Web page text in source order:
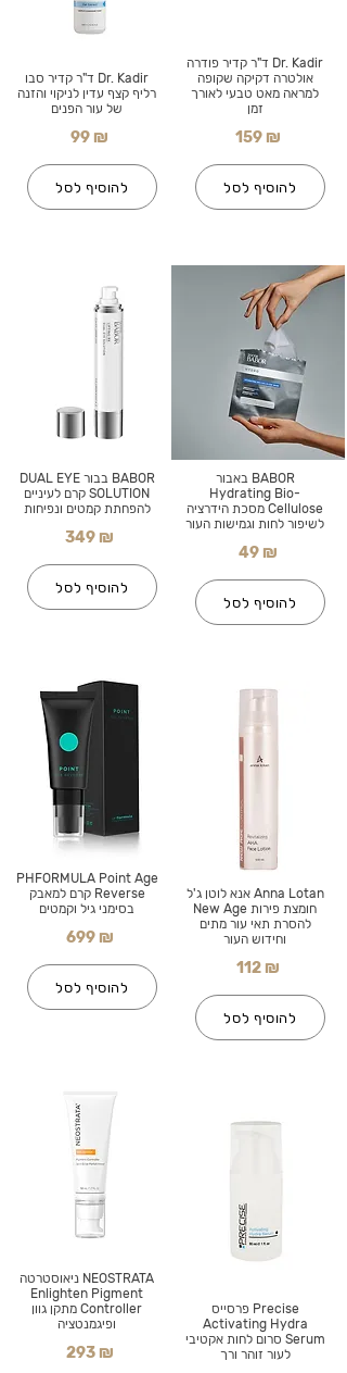
Dr. Kadir ד"ר קדיר סבו
רליף קצף עדין לניקוי והזנה
של עור הפנים
99 ₪
להוסיף לסל
BABOR בבור DUAL EYE
SOLUTION קרם לעיניים
להפחתת קמטים ונפיחות
349 ₪
להוסיף לסל
PHFORMULA Point Age
Reverse קרם למאבק
בסימני גיל וקמטים
699 ₪
להוסיף לסל
NEOSTRATA ניאוסטרטה
Enlighten Pigment
Controller מתקן גוון
ופיגמנטציה
293 ₪
Dr. Kadir ד"ר קדיר פודרה
אולטרה דקיקה שקופה
למראה מאט טבעי לאורך
זמן
159 ₪
להוסיף לסל
BABOR באבור
Hydrating Bio-
Cellulose מסכת הידרציה
לשיפור לחות וגמישות העור
49 ₪
להוסיף לסל
Anna Lotan אנא לוטן ג'ל
חומצת פירות New Age
להסרת תאי עור מתים
וחידוש העור
112 ₪
להוסיף לסל
Precise פרסייס
Activating Hydra
Serum סרום לחות אקטיבי
לעור זוהר ורך